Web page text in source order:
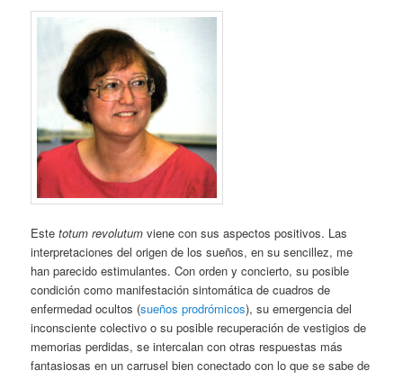
Estetotum revolutum viene con sus aspectos positivos. Las
interpretaciones del origen de los sueños, en su sencillez, me
han parecido estimulantes. Con orden y concierto, su posible
condición como manifestación sintomática de cuadros de
enfermedad ocultos (sueños prodrómicos), su emergencia del
inconsciente colectivo o su posible recuperación de vestigios de
memorias perdidas, se intercalan con otras respuestas más
fantasiosas en un carrusel bien conectado con lo que se sabe de